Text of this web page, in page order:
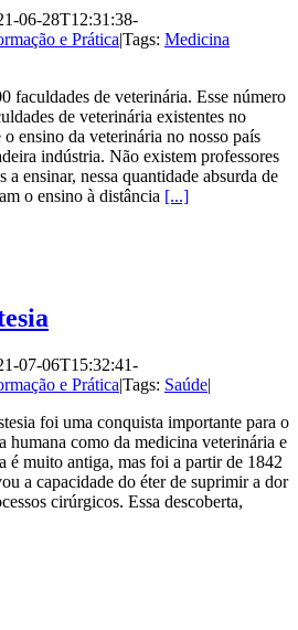
06-28T12:31:38-
e Prática|Tags: Medicina
faculdades de veterinária. Esse número
de veterinária existentes no
ensino da veterinária no nosso país
indústria. Não existem professores
ensinar, nessa quantidade absurda de
o ensino à distância [...]
07-06T15:32:41-
e Prática|Tags: Saúde|
foi uma conquista importante para o
humana como da medicina veterinária e
é muito antiga, mas foi a partir de 1842
a capacidade do éter de suprimir a dor
cirúrgicos. Essa descoberta,